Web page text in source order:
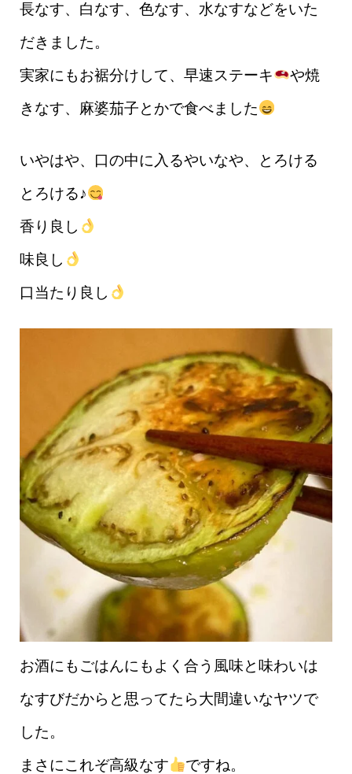
長なす、白なす、色なす、水なすなどをいた
だきました。
実家にもお裾分けして、早速ステーキ
や焼
きなす、麻婆茄子とかで食べました
いやはや、口の中に入るやいなや、とろける
とろける♪
香り良し
味良し
口当たり良し
お酒にもごはんにもよく合う風味と味わいは
なすびだからと思ってたら大間違いなヤツで
した。
まさにこれぞ高級なす
ですね。